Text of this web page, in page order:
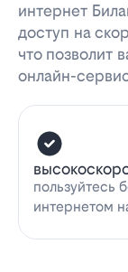
интернет
доступ на
что позволит
онлайн-
пользуйтесь
интернетом